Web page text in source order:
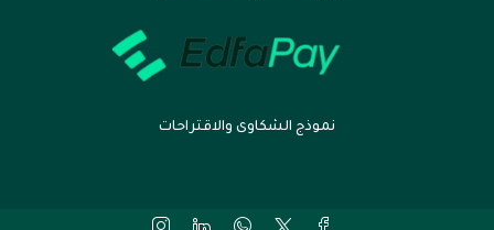
نموذج الشكاوى والاقتراحات